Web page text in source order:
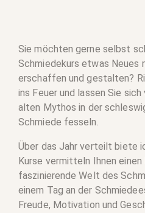
Sie möchten gerne selbst
Schmiedekurs etwas Neues
erschaffen und gestalten?
ins Feuer und lassen Sie
alten Mythos in der
Schmiede fesseln.
Über das Jahr verteilt biete
Kurse vermitteln Ihnen einen
faszinierende Welt des
einem Tag an der
Freude, Motivation und